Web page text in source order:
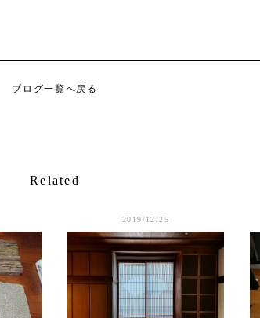
ブログ一覧へ戻る
Related
2019/12/25